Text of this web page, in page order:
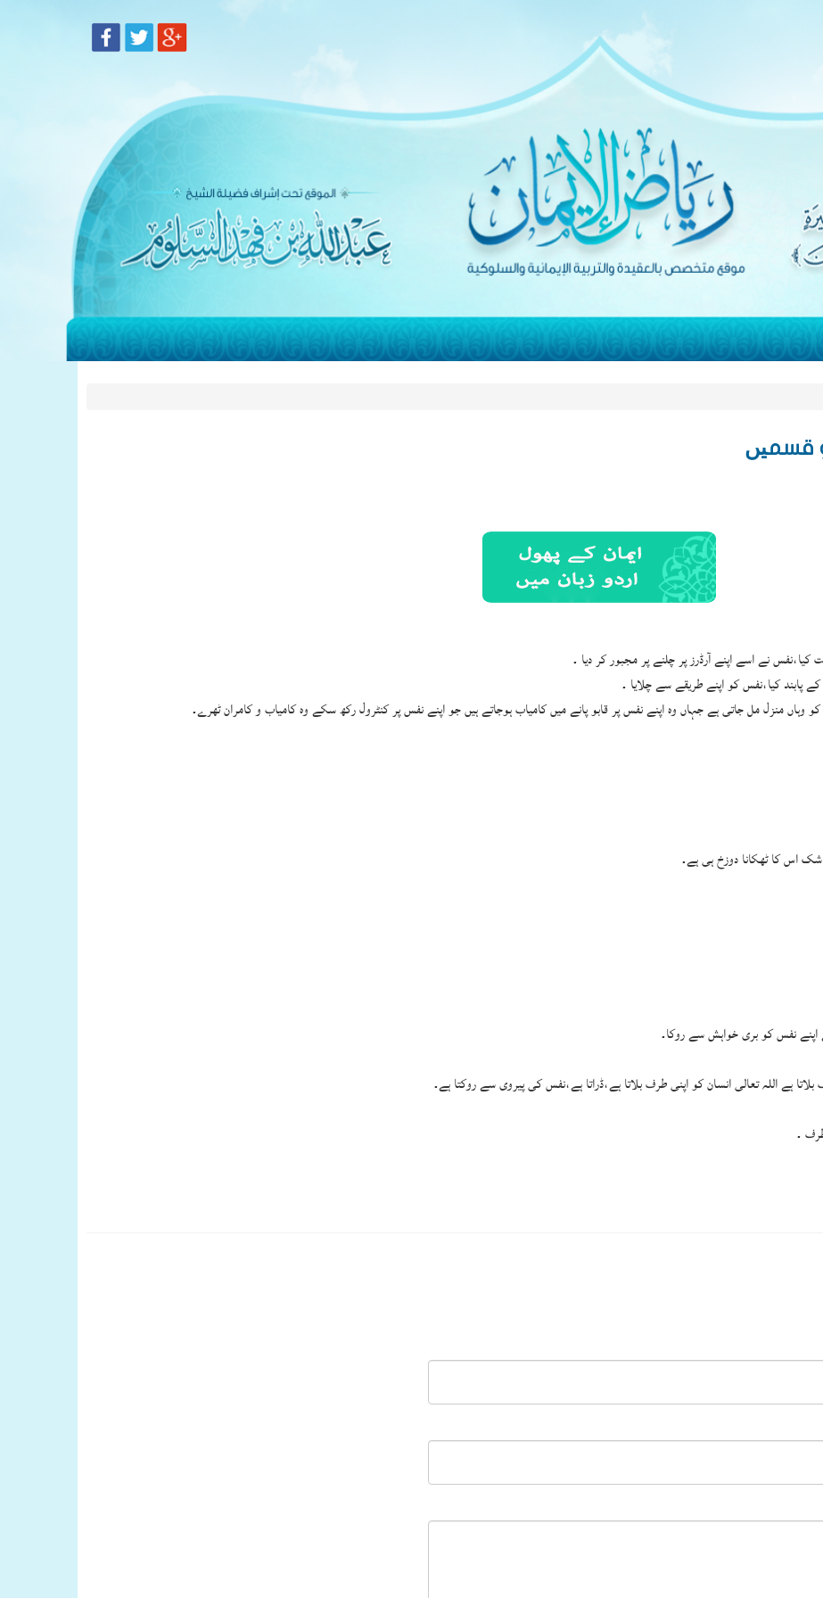
قسمیں
نے اسے اپنے آرڈرز پر چلنے پر مجبور کر دیا ۔
پابند کیا،نفس کو اپنے طریقے سے چلایا ۔
منزل مل جاتی ہے جہاں وہ اپنے نفس پر قابو پانے میں کامیاب ہوجاتے ہیں جو اپنے نفس پر کنٹرول رکھ سکے وہ کامیاب و کامران ٹھرے۔
اس کا ٹھکانا دوزخ ہی ہے۔
اپنے نفس کو بری خواہش سے روکا۔
ہے اللہ تعالی انسان کو اپنی طرف بلاتا ہے،ڈراتا ہے،نفس کی پیروی سے روکتا ہے۔
۔